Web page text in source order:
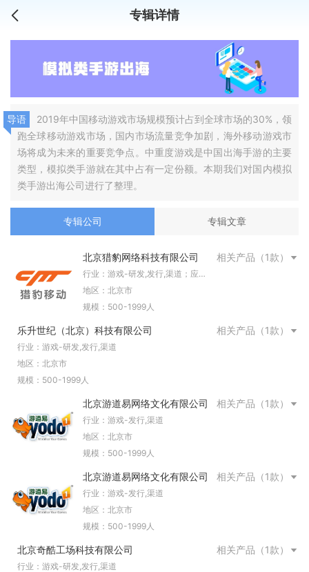
专辑详情
导语
2019年中国移动游戏市场规模预计占到全球市场的30%，领
跑全球移动游戏市场，国内市场流量竞争加剧，海外移动游戏市
场将成为未来的重要竞争点。中重度游戏是中国出海手游的主要
类型，模拟类手游就在其中占有一定份额。本期我们对国内模拟
类手游出海公司进行了整理。
专辑公司 专辑文章
北京猎豹网络科技有限公司
行业：游戏-研发,发行,渠道；应
用；开发者服务-推广,变现
地区：北京市
规模：500-1999人
相关产品（1款）
乐升世纪（北京）科技有限公司
行业：游戏-研发,发行,渠道
地区：北京市
规模：500-1999人
相关产品（1款）
北京游道易网络文化有限公司
行业：游戏-发行,渠道
地区：北京市
规模：500-1999人
相关产品（1款）
北京游道易网络文化有限公司
行业：游戏-发行,渠道
地区：北京市
规模：500-1999人
相关产品（1款）
北京奇酷工场科技有限公司
行业：游戏-研发,发行,渠道
相关产品（1款）